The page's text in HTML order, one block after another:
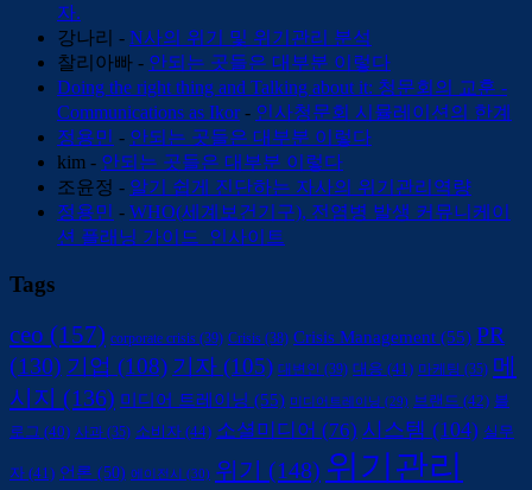
자.
강나리 - N사의 위기 및 위기관리 분석
찰리아빠 - 안되는 곳들은 대부분 이렇다
Doing the right thing and Talking about it: 청문회의 교훈 -
Communications as Ikor- 인사청문회 시뮬레이션의 한계
정용민
- 안되는 곳들은 대부분 이렇다
kim - 안되는 곳들은 대부분 이렇다
조윤정 - 알기 쉽게 진단하는 자사의 위기관리역량
정용민
- WHO(세계보건기구), 전염병 발생 커뮤니케이
션 플래닝 가이드_인사이트
Tags
ceo (157) corporate crisis (39) Crisis (38) Crisis Management (55) PR
(130) 기업 (108) 기자 (105) 대변인 (39) 대응 (41) 마케팅 (35) 메
시지 (136) 미디어 트레이닝 (55) 미디어트레이닝 (29) 브랜드 (42) 블
로그 (40) 사과 (35) 소비자 (44) 소셜미디어 (76) 시스템 (104) 실무
자 (41) 언론 (50) 에이전시 (30) 위기 (148) 위기관리